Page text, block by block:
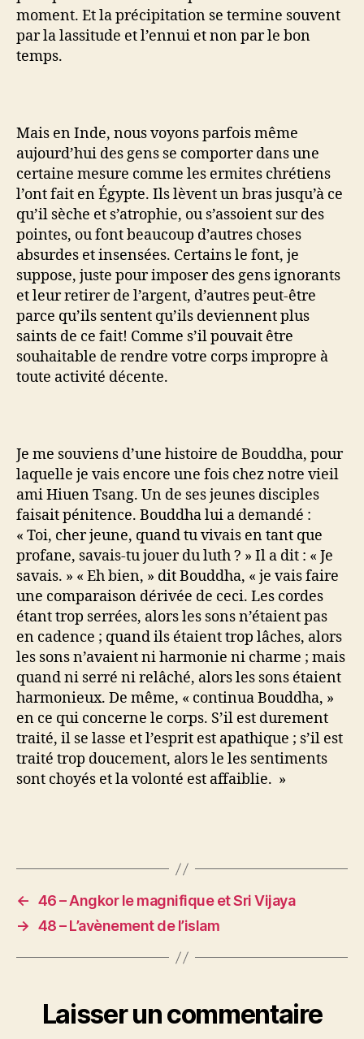
moment. Et la précipitation se termine souvent
par la lassitude et l’ennui et non par le bon
temps.
Mais en Inde, nous voyons parfois même
aujourd’hui des gens se comporter dans une
certaine mesure comme les ermites chrétiens
l’ont fait en Égypte. Ils lèvent un bras jusqu’à ce
qu’il sèche et s’atrophie, ou s’assoient sur des
pointes, ou font beaucoup d’autres choses
absurdes et insensées. Certains le font, je
suppose, juste pour imposer des gens ignorants
et leur retirer de l’argent, d’autres peut-être
parce qu’ils sentent qu’ils deviennent plus
saints de ce fait! Comme s’il pouvait être
souhaitable de rendre votre corps impropre à
toute activité décente.
Je me souviens d’une histoire de Bouddha, pour
laquelle je vais encore une fois chez notre vieil
ami Hiuen Tsang. Un de ses jeunes disciples
faisait pénitence. Bouddha lui a demandé :
« Toi, cher jeune, quand tu vivais en tant que
profane, savais-tu jouer du luth ? » Il a dit : « Je
savais. » « Eh bien, » dit Bouddha, « je vais faire
une comparaison dérivée de ceci. Les cordes
étant trop serrées, alors les sons n’étaient pas
en cadence ; quand ils étaient trop lâches, alors
les sons n’avaient ni harmonie ni charme ; mais
quand ni serré ni relâché, alors les sons étaient
harmonieux. De même, « continua Bouddha, »
en ce qui concerne le corps. S’il est durement
traité, il se lasse et l’esprit est apathique ; s’il est
traité trop doucement, alors le les sentiments
sont choyés et la volonté est affaiblie. »
← 46 – Angkor le magnifique et Sri Vijaya
→ 48 – L’avènement de l’islam
Laisser un commentaire